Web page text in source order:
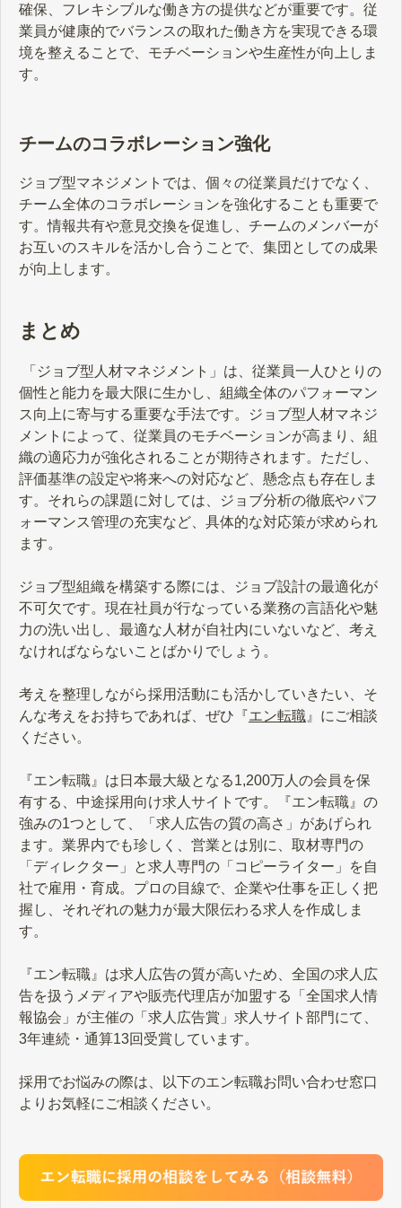
確保、フレキシブルな働き方の提供などが重要です。従
業員が健康的でバランスの取れた働き方を実現できる環
境を整えることで、モチベーションや生産性が向上しま
す。
チームのコラボレーション強化
ジョブ型マネジメントでは、個々の従業員だけでなく、
チーム全体のコラボレーションを強化することも重要で
す。情報共有や意見交換を促進し、チームのメンバーが
お互いのスキルを活かし合うことで、集団としての成果
が向上します。
まとめ
「ジョブ型人材マネジメント」は、従業員一人ひとりの
個性と能力を最大限に生かし、組織全体のパフォーマン
ス向上に寄与する重要な手法です。ジョブ型人材マネジ
メントによって、従業員のモチベーションが高まり、組
織の適応力が強化されることが期待されます。ただし、
評価基準の設定や将来への対応など、懸念点も存在しま
す。それらの課題に対しては、ジョブ分析の徹底やパフ
ォーマンス管理の充実など、具体的な対応策が求められ
ます。
ジョブ型組織を構築する際には、ジョブ設計の最適化が
不可欠です。現在社員が行なっている業務の言語化や魅
力の洗い出し、最適な人材が自社内にいないなど、考え
なければならないことばかりでしょう。
考えを整理しながら採用活動にも活かしていきたい、そ
んな考えをお持ちであれば、ぜひ『エン転職 』にご相談
ください。
『エン転職』は日本最大級となる1,200万人の会員を保
有する、中途採用向け求人サイトです。『エン転職』の
強みの1つとして、「求人広告の質の高さ」があげられ
ます。業界内でも珍しく、営業とは別に、取材専門の
「ディレクター」と求人専門の「コピーライター」を自
社で雇用・育成。プロの目線で、企業や仕事を正しく把
握し、それぞれの魅力が最大限伝わる求人を作成しま
す。
『エン転職』は求人広告の質が高いため、全国の求人広
告を扱うメディアや販売代理店が加盟する「全国求人情
報協会」が主催の「求人広告賞」求人サイト部門にて、
3年連続・通算13回受賞しています。
採用でお悩みの際は、以下のエン転職お問い合わせ窓口
よりお気軽にご相談ください。